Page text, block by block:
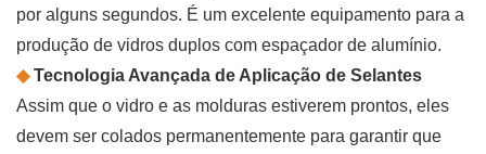
por alguns segundos. É um excelente equipamento para a
produção de vidros duplos com espaçador de alumínio.
◆Tecnologia Avançada de Aplicação de Selantes
Assim que o vidro e as molduras estiverem prontos, eles
devem ser colados permanentemente para garantir que